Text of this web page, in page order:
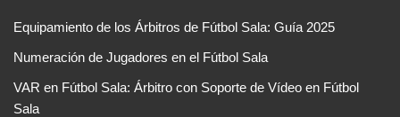
Equipamiento de los Árbitros de Fútbol Sala: Guía 2025
Numeración de Jugadores en el Fútbol Sala
VAR en Fútbol Sala: Árbitro con Soporte de Vídeo en Fútbol
Sala